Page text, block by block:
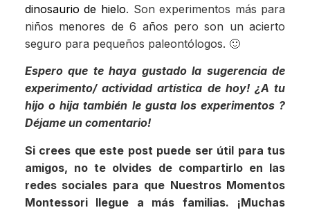
dinosaurio de hielo. Son experimentos más para
niños menores de 6 años pero son un acierto
seguro para pequeños paleontólogos. 🙂
Espero que te haya gustado la sugerencia de
experimento/ actividad artística de hoy! ¿A tu
hijo o hija también le gusta los experimentos ?
Déjame un comentario!
Si crees que este post puede ser útil para tus
amigos, no te olvides de compartirlo en las
redes sociales para que Nuestros Momentos
Montessori llegue a más familias. ¡Muchas